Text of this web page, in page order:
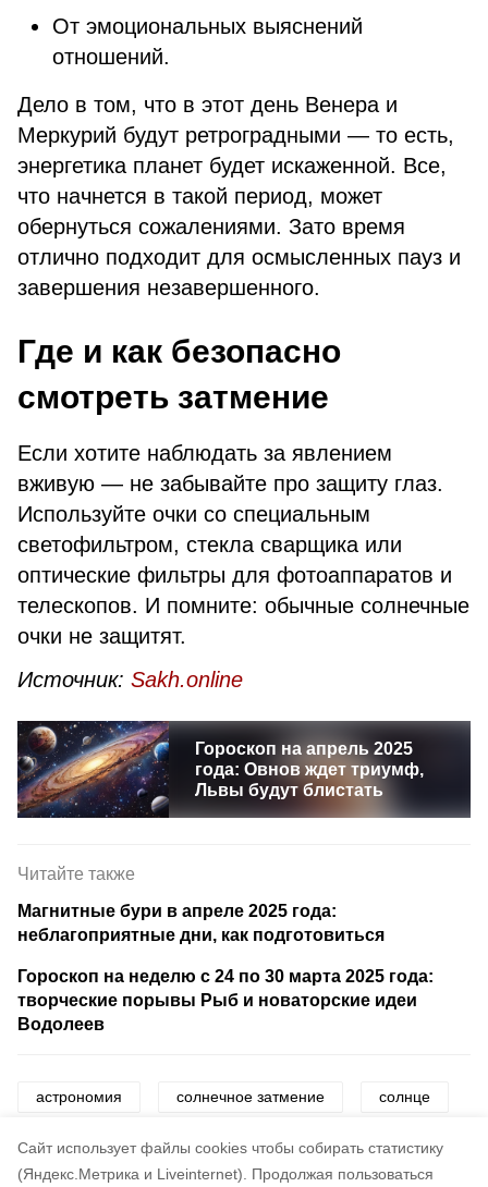
Cайт использует файлы cookies чтобы собирать статистику
(Яндекс.Метрика и Liveinternet).
Продолжая пользоваться
От эмоциональных выяснений
отношений.
Дело в том, что в этот день Венера и
Меркурий будут ретроградными — то есть,
энергетика планет будет искаженной. Все,
что начнется в такой период, может
обернуться сожалениями. Зато время
отлично подходит для осмысленных пауз и
завершения незавершенного.
Где и как безопасно
смотреть затмение
Если хотите наблюдать за явлением
вживую — не забывайте про защиту глаз.
Используйте очки со специальным
светофильтром, стекла сварщика или
оптические фильтры для фотоаппаратов и
телескопов. И помните: обычные солнечные
очки не защитят.
Источник: Sakh.online
Гороскоп на апрель 2025
года: Овнов ждет триумф,
Львы будут блистать
Читайте также
Магнитные бури в апреле 2025 года:
неблагоприятные дни, как подготовиться
Гороскоп на неделю с 24 по 30 марта 2025 года:
творческие порывы Рыб и новаторские идеи
Водолеев
астрономия солнечное затмение солнце
запреты знаки зодиака